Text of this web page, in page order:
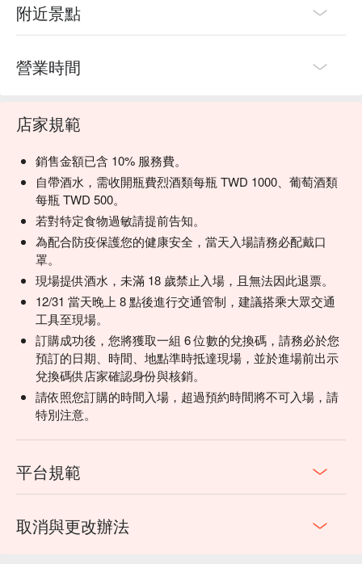
附近景點
營業時間
店家規範
銷售金額已含 10% 服務費。
自帶酒水，需收開瓶費烈酒類每瓶 TWD 1000、葡萄酒類
每瓶 TWD 500。
若對特定食物過敏請提前告知。
為配合防疫保護您的健康安全，當天入場請務必配戴口
罩。
現場提供酒水，未滿 18 歲禁止入場，且無法因此退票。
12/31 當天晚上 8 點後進行交通管制，建議搭乘大眾交通
工具至現場。
訂購成功後，您將獲取一組 6 位數的兌換碼，請務必於您
預訂的日期、時間、地點準時抵達現場，並於進場前出示
兌換碼供店家確認身份與核銷。
請依照您訂購的時間入場，超過預約時間將不可入場，請
特別注意。
平台規範
取消與更改辦法